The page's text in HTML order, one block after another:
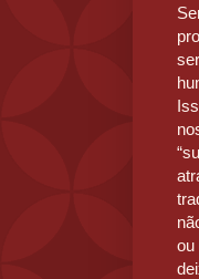
ou